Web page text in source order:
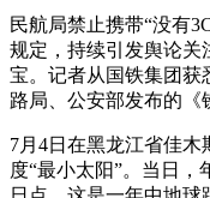
民航局禁止携带“没有
规定，持续引发舆论关
宝。记者从国铁集团获
路局、公安部发布的《
7月4日在黑龙江省佳
度“最小太阳”。当日，